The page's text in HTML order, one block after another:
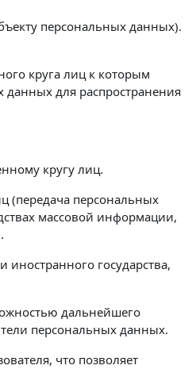
персональных данных).
круга лиц к которым
данных для распространения
кругу лиц.
(передача персональных
массовой информации,
государства,
дальнейшего
персональных данных.
что позволяет